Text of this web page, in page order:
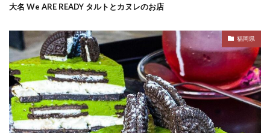
大名 We ARE READY タルトとカヌレのお店
福岡県